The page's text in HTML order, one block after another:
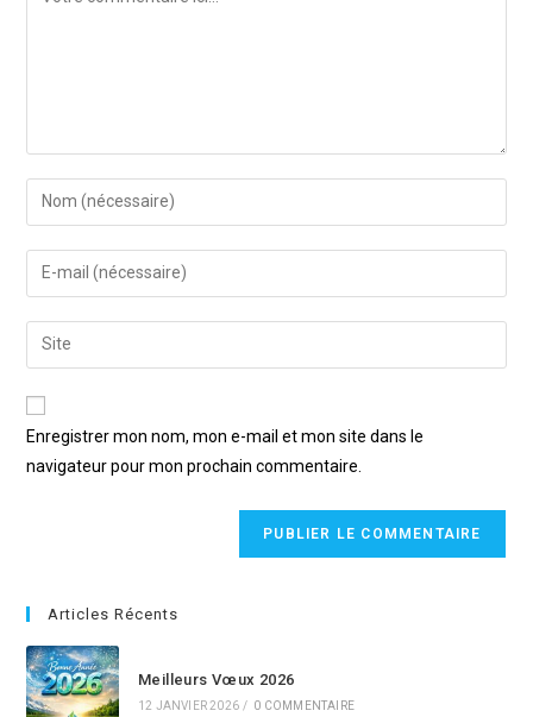
Enregistrer mon nom, mon e-mail et mon site dans le
navigateur pour mon prochain commentaire.
Articles Récents
Meilleurs Vœux 2026
12 JANVIER 2026 / 0 COMMENTAIRE